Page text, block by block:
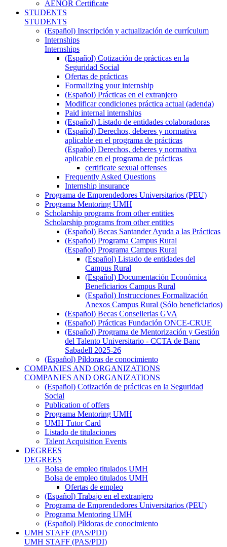
AENOR Certificate
STUDENTS
STUDENTS
(Español) Inscripción y actualización de currículum
Internships
Internships
(Español) Cotización de prácticas en la
Seguridad Social
Ofertas de prácticas
Formalizing your internship
(Español) Prácticas en el extranjero
Modificar condiciones práctica actual (adenda)
Paid internal internships
(Español) Listado de entidades colaboradoras
(Español) Derechos, deberes y normativa
aplicable en el programa de prácticas
(Español) Derechos, deberes y normativa
aplicable en el programa de prácticas
certificate sexual offenses
Frequently Asked Questions
Internship insurance
Programa de Emprendedores Universitarios (PEU)
Programa Mentoring UMH
Scholarship programs from other entities
Scholarship programs from other entities
(Español) Becas Santander Ayuda a las Prácticas
(Español) Programa Campus Rural
(Español) Programa Campus Rural
(Español) Listado de entidades del
Campus Rural
(Español) Documentación Económica
Beneficiarios Campus Rural
(Español) Instrucciones Formalización
Anexos Campus Rural (Sólo beneficiarios)
(Español) Becas Consellerias GVA
(Español) Prácticas Fundación ONCE-CRUE
(Español) Programa de Mentorización y Gestión
del Talento Universitario - CCTA de Banc
Sabadell 2025-26
(Español) Píldoras de conocimiento
COMPANIES AND ORGANIZATIONS
COMPANIES AND ORGANIZATIONS
(Español) Cotización de prácticas en la Seguridad
Social
Publication of offers
Programa Mentoring UMH
UMH Tutor Card
Listado de titulaciones
Talent Acquisition Events
DEGREES
DEGREES
Bolsa de empleo titulados UMH
Bolsa de empleo titulados UMH
Ofertas de empleo
(Español) Trabajo en el extranjero
Programa de Emprendedores Universitarios (PEU)
Programa Mentoring UMH
(Español) Píldoras de conocimiento
UMH STAFF (PAS/PDI)
UMH STAFF (PAS/PDI)